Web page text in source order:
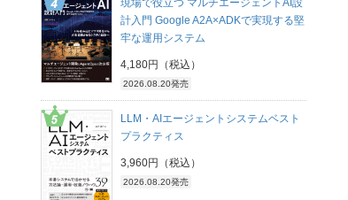
計入門 Google A2A×ADKで実現する堅
牢な運用システム
4,180円（税込）
2026.08.20発売
LLM・AIエージェントシステムベスト
プラクティス
3,960円（税込）
2026.08.20発売